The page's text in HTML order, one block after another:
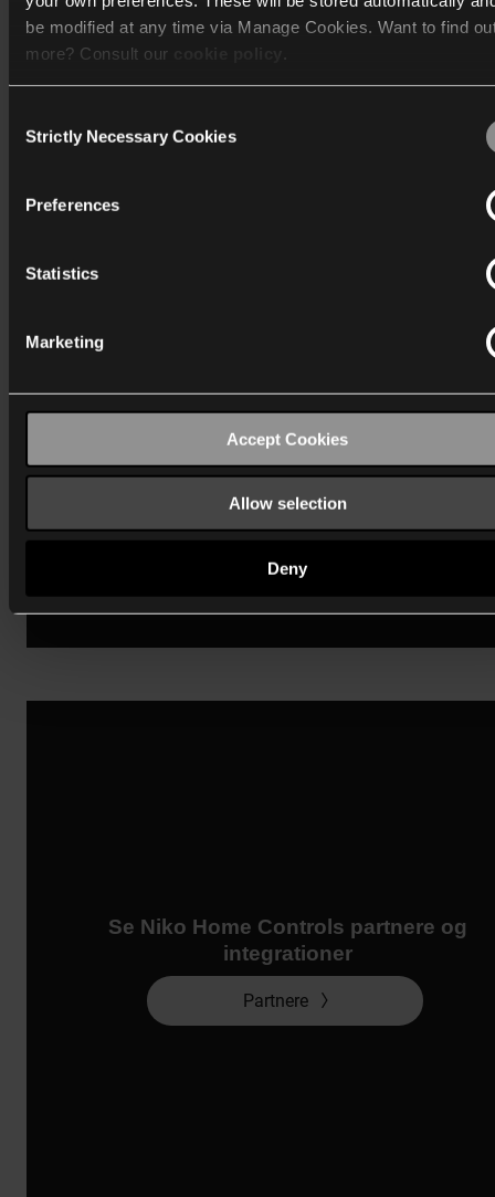
be modified at any time via Manage Cookies. Want to find
more? Consult our
.
We work with40 third parties
who may receive and
Selection
Strictly Necessary Cookies
Preferences
Statistics
Marketing
Accept Cookies
Allow selection
Deny
Find alle funktioner og specifikationer i
Produktguide
Se Niko Home Controls partnere og
integrationer
Partnere